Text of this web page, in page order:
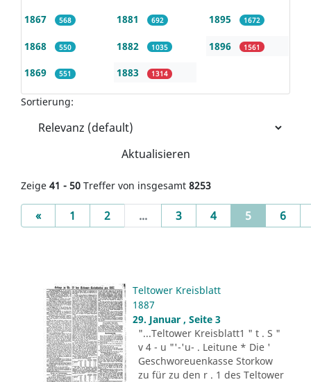
1867 568
1868 550
1869 551
1881 692
1882 1035
1883 1314
1895 1672
1896 1561
Sortierung:
Aktualisieren
Zeige 41 - 50 Treffer von insgesamt 8253
«Previous
1 2 ... 3 4 5(current)
6
Teltower Kreisblatt
1887
29. Januar , Seite 3
"...Teltower Kreisblatt1 " t . S "
v 4 - u "'-'u- . Leitune * Die '
Geschworeuenkasse Storkow
zu für zu den r . 1 des Teltower